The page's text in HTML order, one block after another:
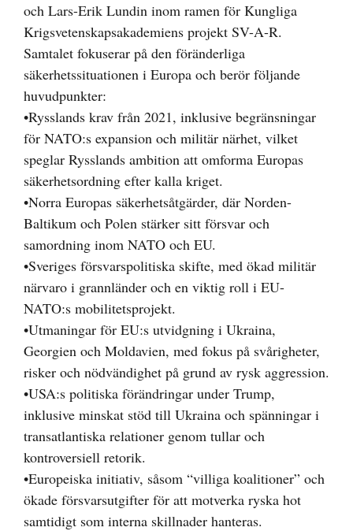
och Lars-Erik Lundin inom ramen för Kungliga
Krigsvetenskapsakademiens projekt SV-A-R.
Samtalet fokuserar på den föränderliga
säkerhetssituationen i Europa och berör följande
huvudpunkter:
•Rysslands krav från 2021, inklusive begränsningar
för NATO:s expansion och militär närhet, vilket
speglar Rysslands ambition att omforma Europas
säkerhetsordning efter kalla kriget.
•Norra Europas säkerhetsåtgärder, där Norden-
Baltikum och Polen stärker sitt försvar och
samordning inom NATO och EU.
•Sveriges försvarspolitiska skifte, med ökad militär
närvaro i grannländer och en viktig roll i EU-
NATO:s mobilitetsprojekt.
•Utmaningar för EU:s utvidgning i Ukraina,
Georgien och Moldavien, med fokus på svårigheter,
risker och nödvändighet på grund av rysk aggression.
•USA:s politiska förändringar under Trump,
inklusive minskat stöd till Ukraina och spänningar i
transatlantiska relationer genom tullar och
kontroversiell retorik.
•Europeiska initiativ, såsom “villiga koalitioner” och
ökade försvarsutgifter för att motverka ryska hot
samtidigt som interna skillnader hanteras.